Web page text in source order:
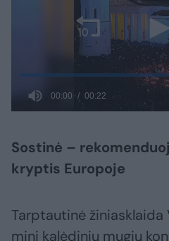
Sostinė –
kryptis Europoje
Tarptautinė žiniasklaida
mini kalėdinių mugių